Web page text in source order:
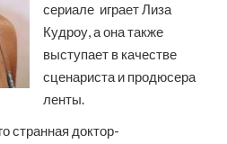
сериале играет Лиза
Кудроу, а она также
выступает в качестве
сценариста и продюсера
ленты.
странная доктор-